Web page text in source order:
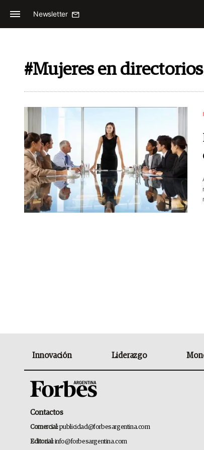
Newsletter
#Mujeres en directorios
Innovación Liderazgo
Contactos
Comercial:publicidad@forbesargentina.com
Editorial:info@forbesargentina.com